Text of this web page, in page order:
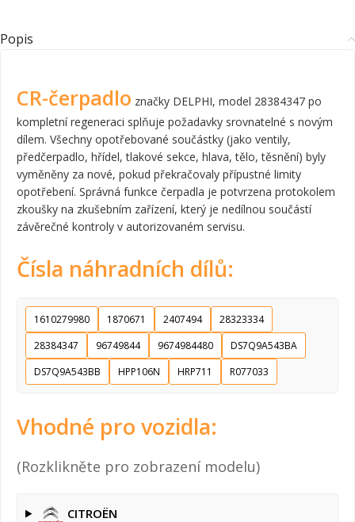
Popis
CR-čerpadlo značky DELPHI, model 28384347 po
kompletní regeneraci splňuje požadavky srovnatelné s novým
dílem. Všechny opotřebované součástky (jako ventily,
předčerpadlo, hřídel, tlakové sekce, hlava, tělo, těsnění) byly
vyměněny za nové, pokud překračovaly přípustné limity
opotřebení. Správná funkce čerpadla je potvrzena protokolem
zkoušky na zkušebním zařízení, který je nedílnou součástí
závěrečné kontroly v autorizovaném servisu.
Čísla náhradních dílů:
1610279980 1870671 2407494
28323334
28384347
96749844 9674984480
DS7Q9A543BA
DS7Q9A543BB
HPP106N HRP711 R077033
Vhodné pro vozidla:
(Rozklikněte pro zobrazení modelu)
CITROËN